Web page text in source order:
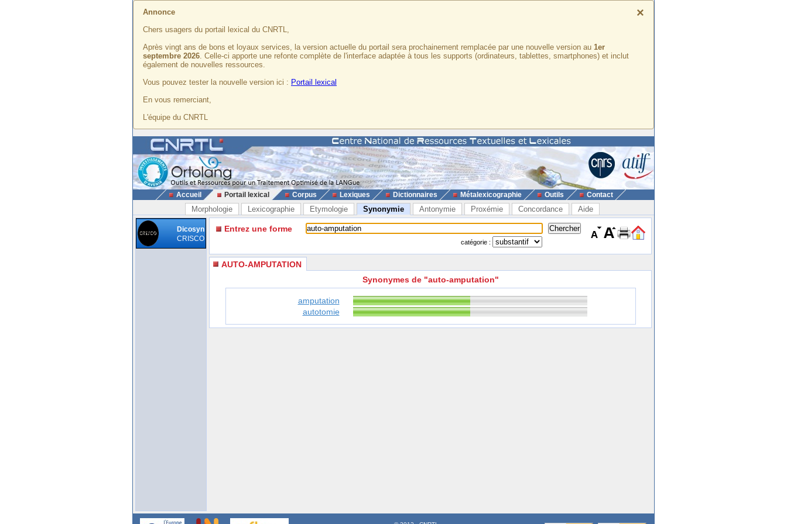
×
Annonce
Chers usagers du portail lexical du CNRTL,
Après vingt ans de bons et loyaux services, la version actuelle du portail sera prochainement remplacée par une nouvelle version au 1er
septembre 2026. Celle-ci apporte une refonte complète de l'interface adaptée à tous les supports (ordinateurs, tablettes, smartphones) et inclut
également de nouvelles ressources.
Vous pouvez tester la nouvelle version ici : Portail lexical
En vous remerciant,
L'équipe du CNRTL
Accueil Portail lexical Corpus Lexiques Dictionnaires Métalexicographie Outils Contact
Morphologie Lexicographie Etymologie Synonymie Antonymie Proxémie Concordance Aide
Dicosyn
CRISCO
Entrez une forme
catégorie :
AUTO-AMPUTATION
Synonymes de "auto-amputation"
amputation
autotomie